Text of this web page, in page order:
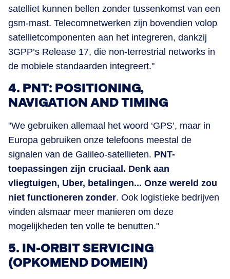
satelliet kunnen bellen zonder tussenkomst van een
gsm-mast. Telecomnetwerken zijn bovendien volop
satellietcomponenten aan het integreren, dankzij
3GPP’s Release 17, die non-terrestrial networks in
de mobiele standaarden integreert."
4. PNT: POSITIONING,
NAVIGATION AND TIMING
"We gebruiken allemaal het woord ‘GPS’, maar in
Europa gebruiken onze telefoons meestal de
signalen van de Galileo-satellieten. PNT-
toepassingen zijn cruciaal. Denk aan
vliegtuigen, Uber, betalingen... Onze wereld zou
niet functioneren zonder. Ook logistieke bedrijven
vinden alsmaar meer manieren om deze
mogelijkheden ten volle te benutten."
5. IN-ORBIT SERVICING
(OPKOMEND DOMEIN)